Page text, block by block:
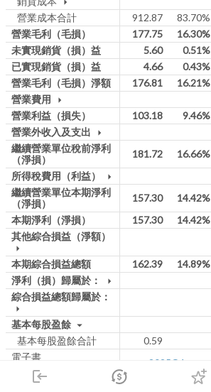
login
市場
營業成本合計 912.87 83.70%
營業毛利（毛損）
177.75 16.30%
未實現銷貨（損）益
5.60 0.51%
已實現銷貨（損）益
4.66 0.43%
營業毛利（毛損）淨額
176.81 16.21%
營業費用
arrow_drop_down
營業利益（損失） 103.18 9.46%
營業外收入及支出
arrow_drop_down
繼續營業單位稅前淨利
（淨損）
181.72 16.66%
所得稅費用（利益）
arrow_drop_down
繼續營業單位本期淨利
（淨損）
157.30 14.42%
本期淨利（淨損）
157.30 14.42%
其他綜合損益（淨額）
arrow_drop_down
本期綜合損益總額 162.39 14.89%
淨利（損）歸屬於：
arrow_drop_down
綜合損益總額歸屬於：
arrow_drop_down
基本每股盈餘 arrow_drop_down
基本每股盈餘合計 0.59
電子書
(彙總表:
2025Q1